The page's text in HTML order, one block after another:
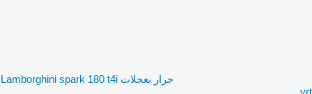
جرار بعجلات Lamborghini spark 180 t4i
vrt